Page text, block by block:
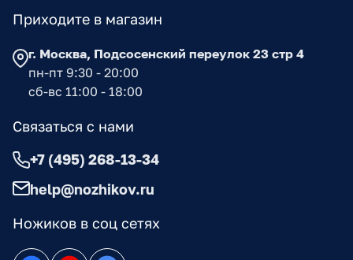
Ножиков в соц сетях
Приходите в магазин
г. Москва, Подсосенский переулок 23 стр 4
пн-пт 9:30 - 20:00
сб-вс 11:00 - 18:00
Связаться с нами
+7 (495) 268-13-34
help@nozhikov.ru